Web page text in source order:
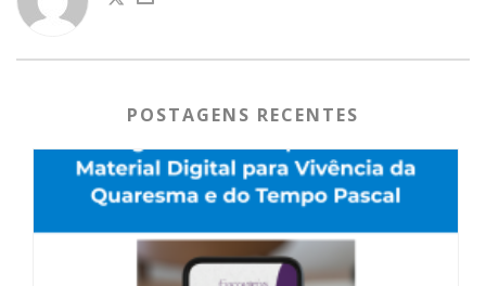
POSTAGENS RECENTES